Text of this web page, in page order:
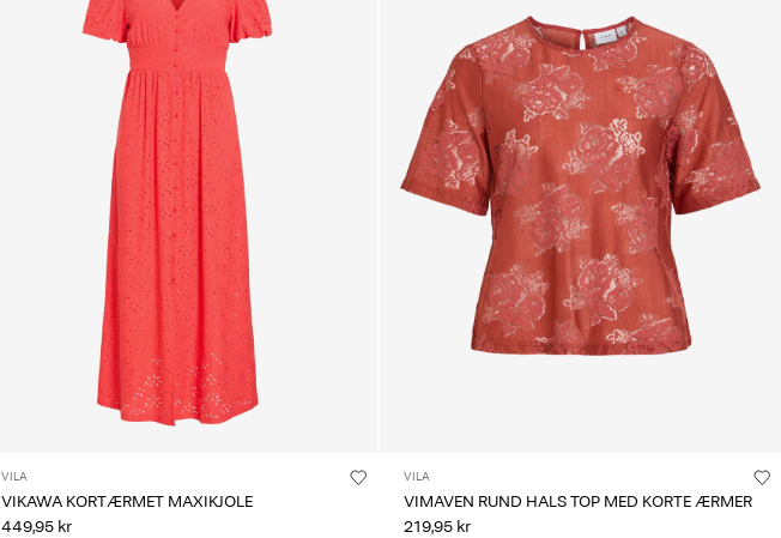
VILA
VIKAWA KORTÆRMET MAXIKJOLE
449,95 kr
VILA
VIMAVEN RUND HALS TOP MED KORTE ÆRMER
219,95 kr